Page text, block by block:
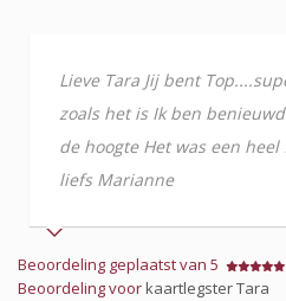
Lieve Tara Jij bent
zoals het is Ik ben
de hoogte Het was een
liefs Marianne
Beoordeling geplaatst van 5
Beoordeling voorkaartlegster Tara